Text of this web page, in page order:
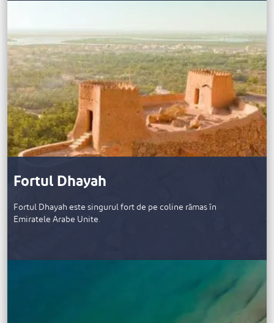
Fortul Dhayah
Fortul Dhayah este singurul fort de pe coline rămas în
Emiratele Arabe Unite.